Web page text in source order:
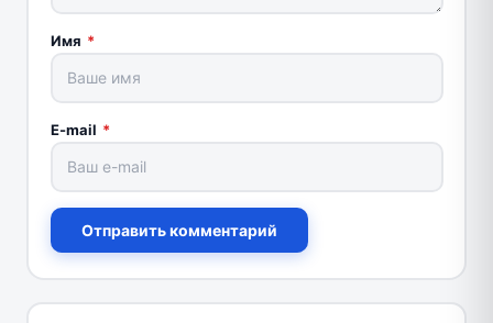
Имя *
E-mail *
Отправить комментарий